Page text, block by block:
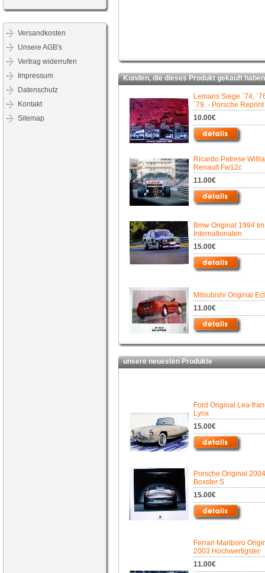
Versandkosten
Unsere AGB's
Vertrag widerrufen
Impressum
Datenschutz
Kontakt
Sitemap
Kunden, die dieses Produkt gekauft
Lemans Siege ´74,
´79. - Porsche Reprint
10.00€
Ricardo Patrese
Renault Fw12c
11.00€
Bmw Original 1994 Im
Internationalen
15.00€
Mitsubishi Original
11.00€
unsere neuesten Produkte
Ford Original Lea-
Lynx
15.00€
Porsche Original 2004
Boxster S
15.00€
Ferrari Marlboro
2003 Hochwertigster
11.00€